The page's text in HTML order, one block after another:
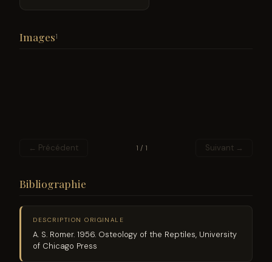
Images1
← Précédent 1 / 1 Suivant →
Bibliographie
DESCRIPTION ORIGINALE
A. S. Romer. 1956. Osteology of the Reptiles, University
of Chicago Press